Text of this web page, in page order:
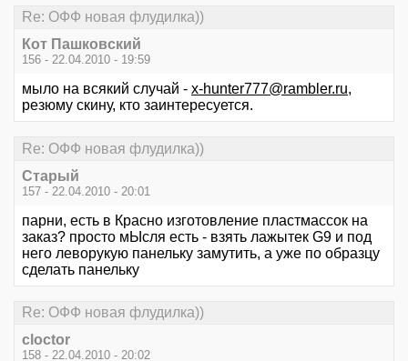
Re: ОФФ новая флудилка))
Кот Пашковский
156 - 22.04.2010 - 19:59
мыло на всякий случай - x-hunter777@rambler.ru,
резюму скину, кто заинтересуется.
Re: ОФФ новая флудилка))
Старый
157 - 22.04.2010 - 20:01
парни, есть в Красно изготовление пластмассок на
заказ? просто мЫсля есть - взять лажытек G9 и под
него леворукую панельку замутить, а уже по образцу
сделать панельку
Re: ОФФ новая флудилка))
cloctor
158 - 22.04.2010 - 20:02